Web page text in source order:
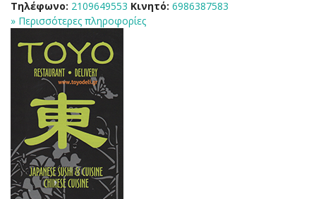
Τηλέφωνο: 2109649553 Κινητό: 6986387583
» Περισσότερες πληροφορίες